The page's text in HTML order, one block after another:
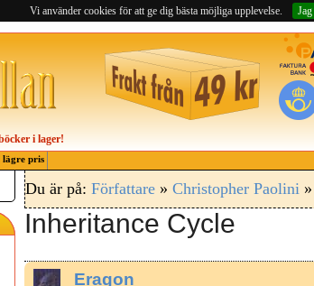
Vi använder cookies för att ge dig bästa möjliga upplevelse.
i lager!
lägre pris
Du är på: Författare» Christopher Paolini»
Inheritance Cycle
Eragon